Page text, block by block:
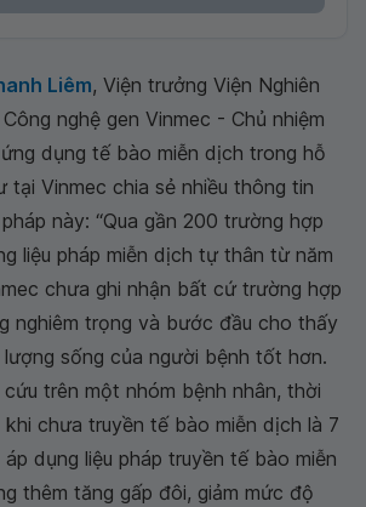
Liêm, Viện trưởng Viện Nghiên
nghệ gen Vinmec - Chủ nhiệm
dụng tế bào miễn dịch trong hỗ
tại Vinmec chia sẻ nhiều thông tin
này: “Qua gần 200 trường hợp
liệu pháp miễn dịch tự thân từ năm
chưa ghi nhận bất cứ trường hợp
nghiêm trọng và bước đầu cho thấy
sống của người bệnh tốt hơn.
trên một nhóm bệnh nhân, thời
chưa truyền tế bào miễn dịch là 7
dụng liệu pháp truyền tế bào miễn
thêm tăng gấp đôi, giảm mức độ